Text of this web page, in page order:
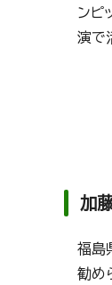
ンピ
演で
加
福島
勧め